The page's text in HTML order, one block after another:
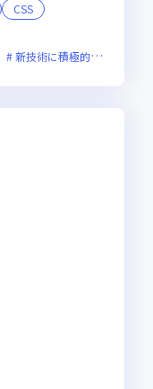
CSS
新技術に積極的